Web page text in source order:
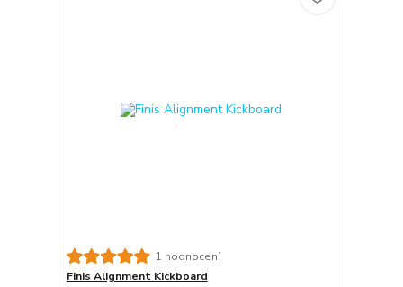
1 hodnocení
Finis Alignment Kickboard